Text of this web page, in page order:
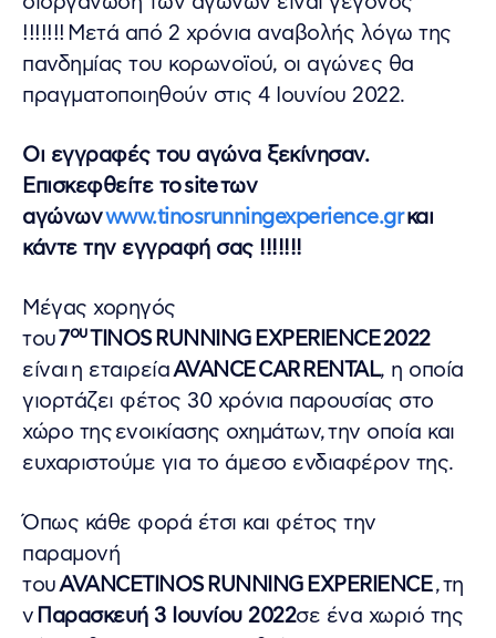
!!!!!!! Μετά από 2 χρόνια αναβολής λόγω της
πανδημίας του κορωνοϊού, οι αγώνες θα
πραγματοποιηθούν στις 4 Ιουνίου 2022.
Οι εγγραφές του αγώνα ξεκίνησαν.
Επισκεφθείτε τοsiteτων
αγώνωνwww.tinosrunningexperience.grκαι
κάντε την εγγραφή σας !!!!!!!
Μέγας χορηγός
του7ουTINOS RUNNING EXPERIENCE 2022
είναι η εταιρείαAVANCE CAR RENTAL, η οποία
γιορτάζει φέτος 30 χρόνια παρουσίας στο
χώρο της ενοικίασης οχημάτων, την οποία και
ευχαριστούμε για το άμεσο ενδιαφέρον της.
Όπως κάθε φορά έτσι και φέτος την
παραμονή
τουAVANCETINOSRUNNINGEXPERIENCE, τη
νΠαρασκευή 3 Ιουνίου 2022σε ένα χωριό της